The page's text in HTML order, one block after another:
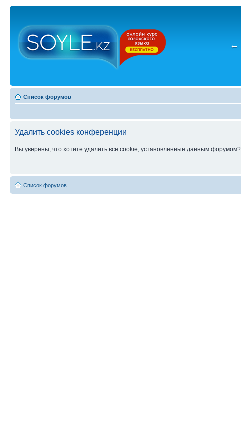
←
Список форумов
Удалить cookies конференции
Вы уверены, что хотите удалить все cookie, установленные данным форумом?
Список форумов